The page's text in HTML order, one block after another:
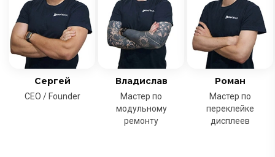
Сергей
CEO / Founder
Владислав
Мастер по
модульному
ремонту
Роман
Мастер по
переклейке
дисплеев